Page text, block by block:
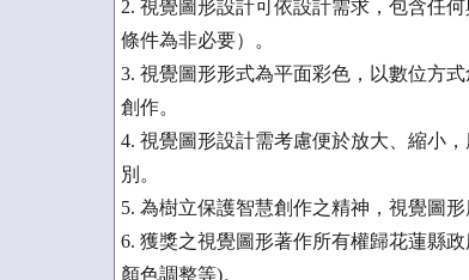
2. 視覺圖形設計可依設計需求，包含任
條件為非必要）。
3. 視覺圖形形式為平面彩色，以數位方
創作。
4. 視覺圖形設計需考慮便於放大、縮小
別。
5. 為樹立保護智慧創作之精神，視覺圖
6. 獲獎之視覺圖形著作所有權歸花蓮縣
顏色調整等)。